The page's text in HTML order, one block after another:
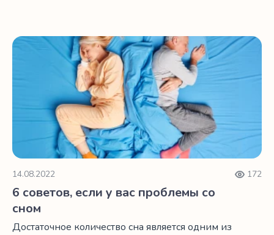
6 советов, если у вас проблемы со сном
14.08.2022 172
6 советов, если у вас проблемы со
сном
Достаточное количество сна является одним из